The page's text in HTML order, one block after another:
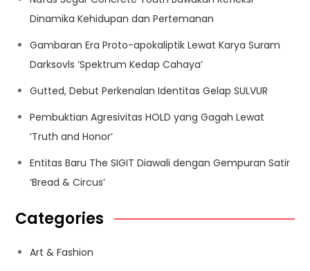
Dinamika Kehidupan dan Pertemanan
Gambaran Era Proto-apokaliptik Lewat Karya Suram
Darksovls ‘Spektrum Kedap Cahaya’
Gutted, Debut Perkenalan Identitas Gelap SULVUR
Pembuktian Agresivitas HOLD yang Gagah Lewat
‘Truth and Honor’
Entitas Baru The SIGIT Diawali dengan Gempuran Satir
‘Bread & Circus’
Categories
Art & Fashion